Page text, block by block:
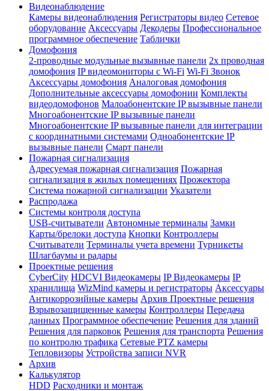
Видеонаблюдение
Камеры видеонаблюдения Регистраторы видео Сетевое
оборудование Аксессуары Декодеры Профессиональное
программное обеспечение Таблички
Домофония
2-проводные модульные вызывные панели 2х проводная
домофония IP видеомониторы с Wi-Fi Wi-Fi Звонок
Аксессуары домофония Аналоговая домофония
Дополнительные аксессуары домофонии Комплекты
видеодомофонов Малоабонентские IP вызывные панели
Многоабонентские IP вызывные панели
Многоабонентские IP вызывные панели для интеграции
с координатными системами Одноабонентские IP
вызывные панели Смарт панели
Пожарная сигнализация
Адресуемая пожарная сигнализация Пожарная
сигнализация в жилых помещениях Прожектора
Система пожарной сигнализации Указатели
Распродажа
Системы контроля доступа
USB-считыватели Автономные терминалы Замки
Карты/брелоки доступа Кнопки Контроллеры
Считыватели Терминалы учета времени Турникеты
Шлагбаумы и радары
Проектные решения
CyberCity HDCVI Видеокамеры IP Видеокамеры IP
хранилища WizMind камеры и регистраторы Аксессуары
Антикоррозийные камеры Архив Проектные решения
Взрывозащищенные камеры Контроллеры Передача
данных Программное обеспечение Решения для зданий
Решения для парковок Решения для транспорта Решения
по контролю трафика Сетевые PTZ камеры
Тепловизоры Устройства записи NVR
Архив
Калькулятор
HDD Расходники и монтаж